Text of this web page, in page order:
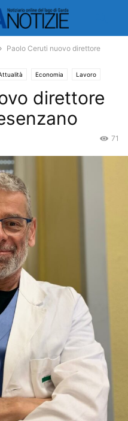
Paolo Ceruti nuovo direttore
Economia Lavoro
direttore
71